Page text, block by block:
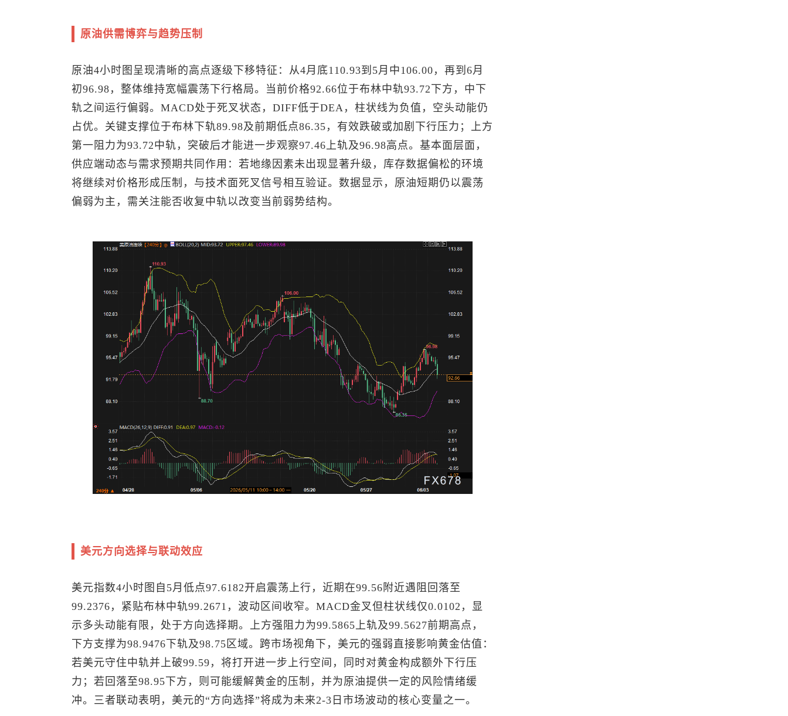
原油供需博弈与趋势压制
原油4小时图呈现清晰的高点逐级下移特征：从4月底110.93到5月中106.00，再到6月
初96.98，整体维持宽幅震荡下行格局。当前价格92.66位于布林中轨93.72下方，中下
轨之间运行偏弱。MACD处于死叉状态，DIFF低于DEA，柱状线为负值，空头动能仍
占优。关键支撑位于布林下轨89.98及前期低点86.35，有效跌破或加剧下行压力；上方
第一阻力为93.72中轨，突破后才能进一步观察97.46上轨及96.98高点。基本面层面，
供应端动态与需求预期共同作用：若地缘因素未出现显著升级，库存数据偏松的环境
将继续对价格形成压制，与技术面死叉信号相互验证。数据显示，原油短期仍以震荡
偏弱为主，需关注能否收复中轨以改变当前弱势结构。
美元方向选择与联动效应
美元指数4小时图自5月低点97.6182开启震荡上行，近期在99.56附近遇阻回落至
99.2376，紧贴布林中轨99.2671，波动区间收窄。MACD金叉但柱状线仅0.0102，显
示多头动能有限，处于方向选择期。上方强阻力为99.5865上轨及99.5627前期高点，
下方支撑为98.9476下轨及98.75区域。跨市场视角下，美元的强弱直接影响黄金估值：
若美元守住中轨并上破99.59，将打开进一步上行空间，同时对黄金构成额外下行压
力；若回落至98.95下方，则可能缓解黄金的压制，并为原油提供一定的风险情绪缓
冲。三者联动表明，美元的“方向选择”将成为未来2-3日市场波动的核心变量之一。